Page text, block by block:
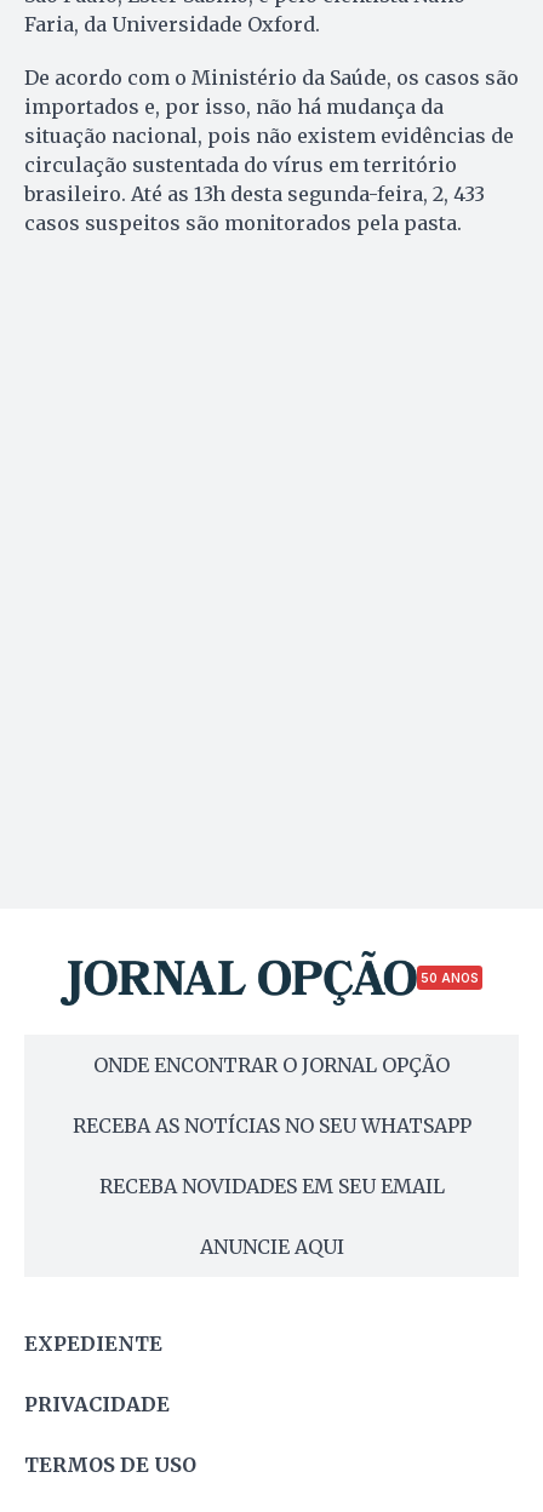
Faria, da Universidade Oxford.
De acordo com o Ministério da Saúde, os casos são
importados e, por isso, não há mudança da
situação nacional, pois não existem evidências de
circulação sustentada do vírus em território
brasileiro. Até as 13h desta segunda-feira, 2, 433
casos suspeitos são monitorados pela pasta.
50 ANOS
ONDE ENCONTRAR O JORNAL OPÇÃO
RECEBA AS NOTÍCIAS NO SEU WHATSAPP
RECEBA NOVIDADES EM SEU EMAIL
ANUNCIE AQUI
EXPEDIENTE
PRIVACIDADE
TERMOS DE USO